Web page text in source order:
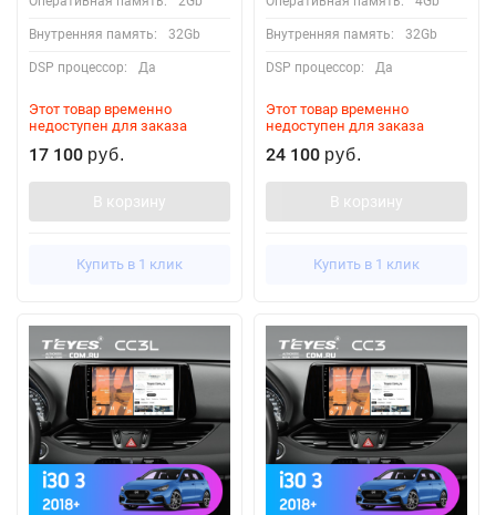
Внутренняя память: 32Gb
DSP процессор: Да
Этот товар временно
недоступен для заказа
17 100 руб.
В корзину
Купить в 1 клик
Внутренняя память: 32Gb
DSP процессор: Да
Этот товар временно
недоступен для заказа
24 100 руб.
В корзину
Купить в 1 клик